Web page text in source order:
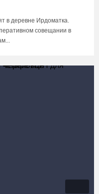
в деревне Ирдоматка.
совещании в